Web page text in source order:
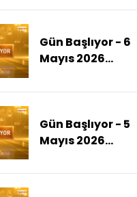
Dervişoğlu'na
Gün Başlıyor - 6
Mayıs 2026
İddianamesi
Davasında)
Gün Başlıyor - 5
Mayıs 2026
İsrail Tepkisi